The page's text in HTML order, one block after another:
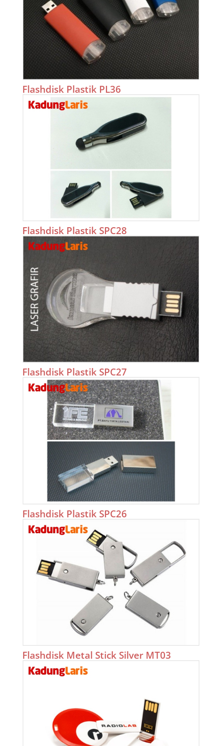
Flashdisk Plastik PL36
Flashdisk Plastik SPC28
Flashdisk Plastik SPC27
Flashdisk Plastik SPC26
Flashdisk Metal Stick Silver MT03